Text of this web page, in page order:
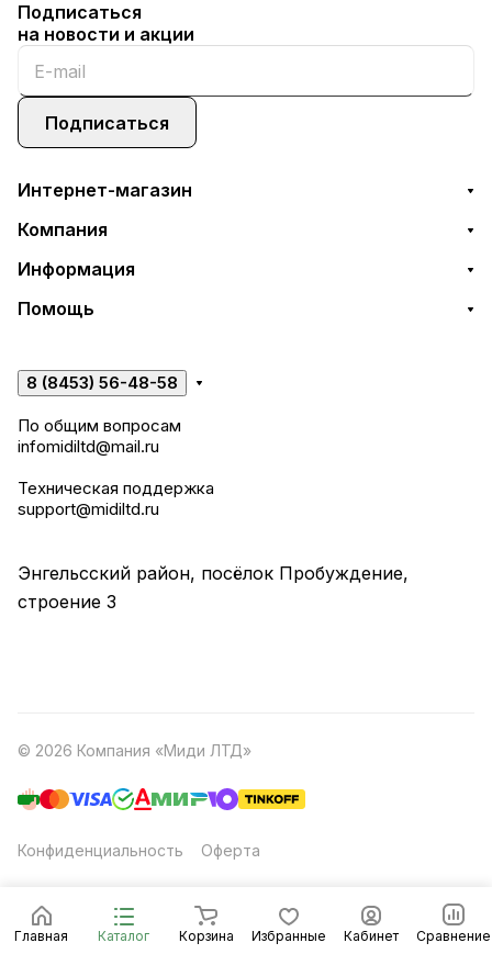
Главная Каталог Корзина Избранные Кабинет Сравнение
Подписаться
на новости и акции
Подписаться
Интернет-магазин
Компания
Информация
Помощь
8 (8453) 56-48-58
По общим вопросам
infomidiltd@mail.ru
Техническая поддержка
support@midiltd.ru
Энгельсский район, посёлок Пробуждение,
строение 3
© 2026 Компания «Миди ЛТД»
Конфиденциальность Оферта